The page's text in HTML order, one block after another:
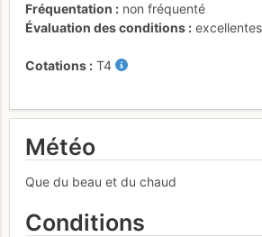
Fréquentation
non fréquenté
Évaluation des conditions
excellentes
Cotations T4
Météo
Que du beau et du chaud
Conditions